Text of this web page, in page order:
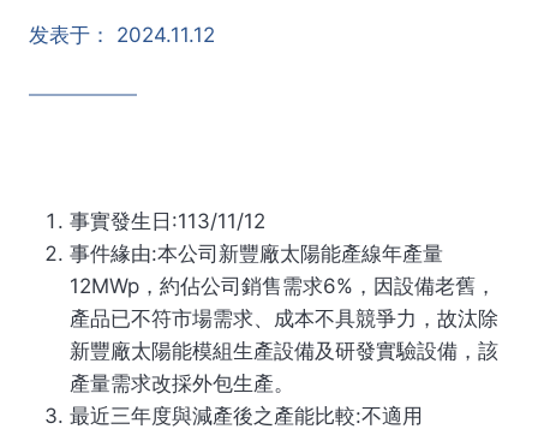
发表于： 2024.11.12
事實發生日:113/11/12
事件緣由:本公司新豐廠太陽能產線年產量
12MWp，約佔公司銷售需求6%，因設備老舊，
產品已不符市場需求、成本不具競爭力，故汰除
新豐廠太陽能模組生產設備及研發實驗設備，該
產量需求改採外包生產。
最近三年度與減產後之產能比較:不適用